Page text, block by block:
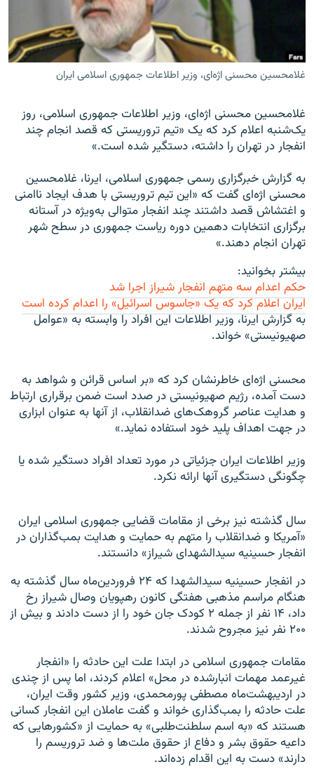
زبان‌های دیگر
غلامحسين محسنی اژه‌ای، وزیر اطلاعات جمهوری اسلامی ایران
غلامحسين محسنی اژه‌ای، وزير اطلاعات جمهوری اسلامی، روز
يک‌شنبه اعلام کرد که یک «تیم تروریستی که قصد انجام چند
انفجار در تهران را داشته، دستگیر شده است.»
به گزارش خبرگزاری رسمی جمهوری اسلامی، ایرنا، غلامحسین
محسنی اژه‌ای گفت که «این تيم تروريستی با هدف ايجاد ناامنی
و اغتشاش قصد داشتند چند انفجار متوالی به‌ويژه در آستانه
برگزاری انتخابات دهمين دوره رياست جمهوری در سطح شهر
تهران انجام دهند.»
بیشتر بخوانید:
حکم اعدام سه متهم انفجار شیراز اجرا شد
ایران اعلام کرد که یک «جاسوس اسرائیل» را اعدام کرده است
به گزارش ايرنا، وزير اطلاعات اين افراد را وابسته به «عوامل
صهيونيستی» خواند.
محسنی اژه‌ای خاطرنشان کرد که «بر اساس قرائن و شواهد به
دست آمده، رژيم صهيونيستی در صدد است ضمن برقراری ارتباط
و هدايت عناصر گروهک‌های ضدانقلاب، از آنها به عنوان ابزاری
در جهت اهداف پليد خود استفاده نمايد.»
وزیر اطلاعات ایران جزئیاتی در مورد تعداد افراد دستگیر شده یا
چگونگی دستگیری آنها ارائه نکرد.
سال گذشته نيز برخی از مقامات قضايی جمهوری اسلامی ايران
«آمريکا و ضدانقلاب را متهم به حمايت و هدايت بمب‌گذاران در
انفجار حسينيه سيدالشهدای شيراز» دانستند.
در انفجار حسينيه سيدالشهدا که ۲۴ فروردين‌ماه سال گذشته به
هنگام مراسم مذهبی هفتگی کانون رهپويان وصال شيراز رخ
داد، ۱۴ نفر از جمله ۲ کودک جان خود را از دست دادند و بيش از
۲۰۰ نفر نيز مجروح شدند.
مقامات جمهوری اسلامی در ابتدا علت اين حادثه را «انفجار
غيرعمد مهمات انبارشده در محل» اعلام کردند، اما پس از چندی
در ارديبهشت‌ماه مصطفی پورمحمدی، وزير کشور وقت ايران،
علت حادثه را بمب‌گذاری خواند و گفت عاملان اين انفجار کسانی
هستند که «به اسم سلطنت‌طلبی» به حمايت از «کشورهايی که
داعيه حقوق بشر و دفاع از حقوق ملت‌ها و ضد تروريسم را
دارند» دست به اين اقدام زده‌اند.